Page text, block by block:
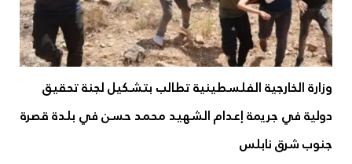
وزارة الخارجية الفلسطينية تطالب بتشكيل لجنة تحقيق
دولية في جريمة إعدام الشهيد محمد حسن في بلدة قصرة
جنوب شرق نابلس